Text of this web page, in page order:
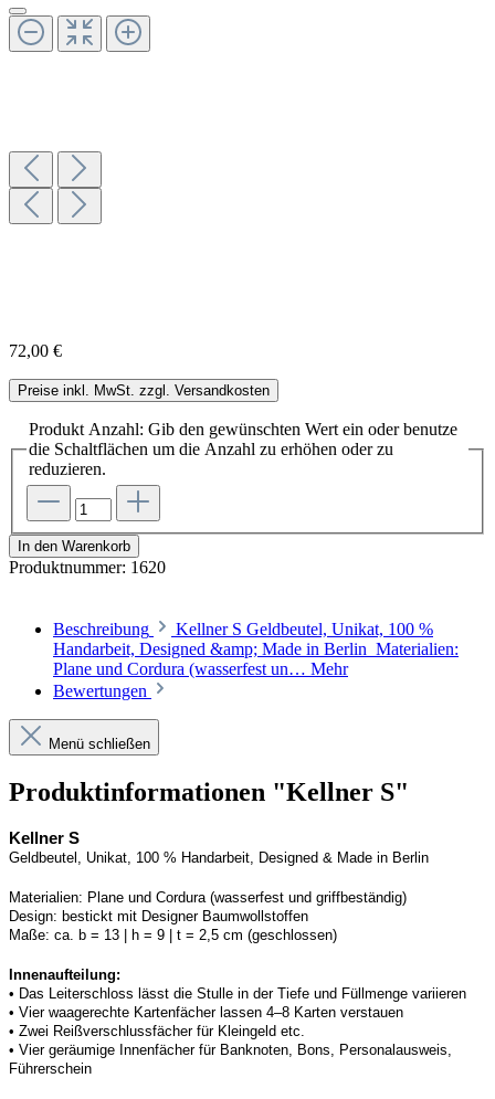
72,00 €
Preise inkl. MwSt. zzgl. Versandkosten
Produkt Anzahl: Gib den gewünschten Wert ein oder benutze
die Schaltflächen um die Anzahl zu erhöhen oder zu
reduzieren.
In den Warenkorb
Produktnummer: 1620
Beschreibung
Kellner S Geldbeutel, Unikat, 100 %
Handarbeit, Designed &amp; Made in Berlin Materialien:
Plane und Cordura (wasserfest un… Mehr
Bewertungen
Menü schließen
Produktinformationen "Kellner S"
Kellner S
Geldbeutel, Unikat, 100 % Handarbeit, Designed & Made in Berlin
Materialien: Plane und Cordura (wasserfest und griffbeständig)
Design: bestickt mit Designer Baumwollstoffen
Maße: ca. b = 13 | h = 9 | t = 2,5 cm (geschlossen)
Innenaufteilung:
• Das Leiterschloss lässt die Stulle in der Tiefe und Füllmenge variieren
• Vier waagerechte Kartenfächer lassen 4–8 Karten verstauen
• Zwei Reißverschlussfächer für Kleingeld etc.
• Vier geräumige Innenfächer für Banknoten, Bons, Personalausweis,
Führerschein